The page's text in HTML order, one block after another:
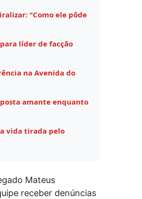
"Como ele pôde
líder de facção
na Avenida do
amante enquanto
vida tirada pelo
Mateus
receber denúncias